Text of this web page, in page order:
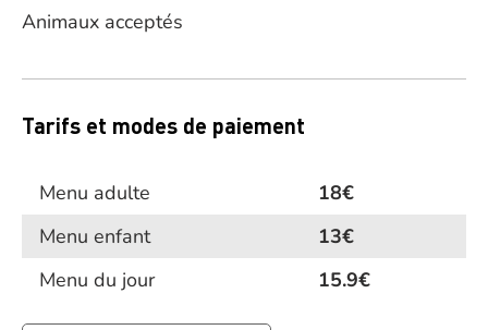
Animaux acceptés
Tarifs et modes de paiement
Menu adulte
18€
Menu enfant
13€
Menu du jour
15.9€